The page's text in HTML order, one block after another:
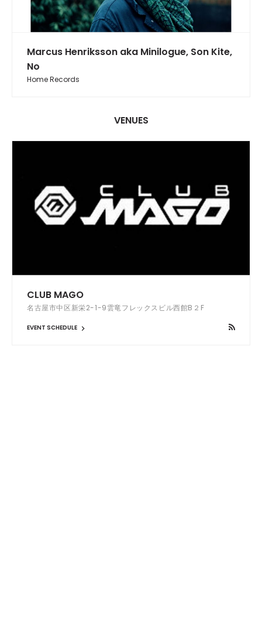
Marcus Henriksson aka Minilogue, Son Kite,
No
Home Records
VENUES
CLUB MAGO
名古屋市中区新栄2-1-9雲竜フレックスビル西館B２F
EVENT SCHEDULE